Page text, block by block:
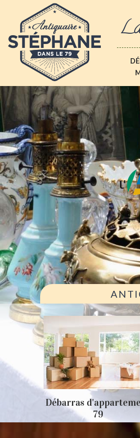
Débarras
79